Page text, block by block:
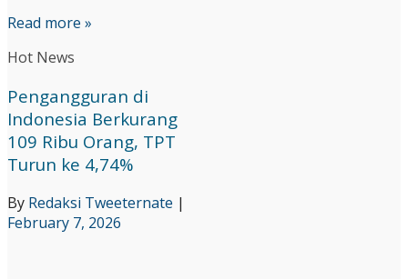
Read more »
Hot News
Pengangguran di
Indonesia Berkurang
109 Ribu Orang, TPT
Turun ke 4,74%
By Redaksi Tweeternate |
February 7, 2026